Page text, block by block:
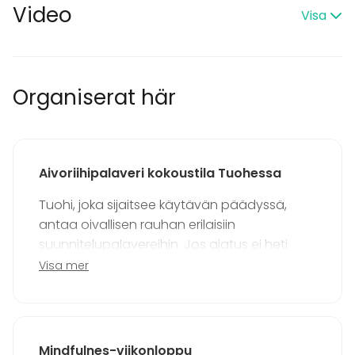
Ramavtal med Statens inköpscentral
Servis
Bröllop
Spa / relax / bastu
Middag / Lunch
Möte
Konferens
Föreställning / show
Julbord / Julfest
Video Visa
Organiserat här
Aivoriihipalaveri kokoustila Tuohessa
Tuohi, joka sijaitsee käytävän päädyssä,
antaa oivallisen rauhan erilaisiin
suunnitelupalavereihin. Jos ajatus ei heti
virtaa, niin ikkunoista aukeava luonto antaa
Visa mer
Mindfulnes-viikonloppu